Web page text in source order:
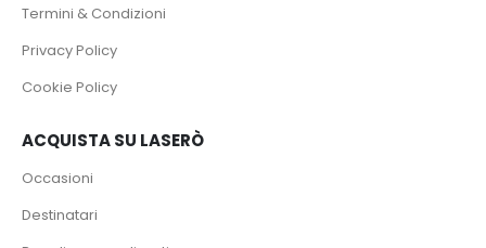
Termini & Condizioni
Privacy Policy
Cookie Policy
ACQUISTA SU LASERÒ
Occasioni
Destinatari